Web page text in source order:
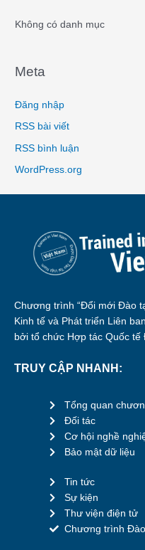
:
Không có danh mục
Meta
Đăng nhập
RSS bài viết
RSS bình luận
WordPress.org
Chương trình “Đổi mới Đào
Kinh tế và Phát triển Liên
bởi tổ chức Hợp tác Quốc tế
TRUY CẬP NHANH:
Tổng quan
Đối tác
Cơ hội nghề
Bảo mật dữ liệu
Tin tức
Sự kiện
Thư viện điện tử
Chương trình